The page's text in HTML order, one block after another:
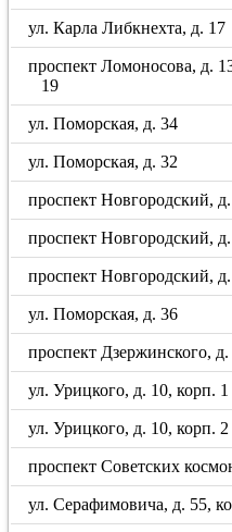
ул. Карла Либкнехта, д. 17
проспект Ломоносова, д.
19
ул. Поморская, д. 34
ул. Поморская, д. 32
проспект Новгородский,
проспект Новгородский,
проспект Новгородский,
ул. Поморская, д. 36
проспект Дзержинского,
ул. Урицкого, д. 10, корп. 1
ул. Урицкого, д. 10, корп. 2
проспект Советских
ул. Серафимовича, д. 55,